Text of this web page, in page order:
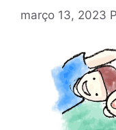
março 13, 2023